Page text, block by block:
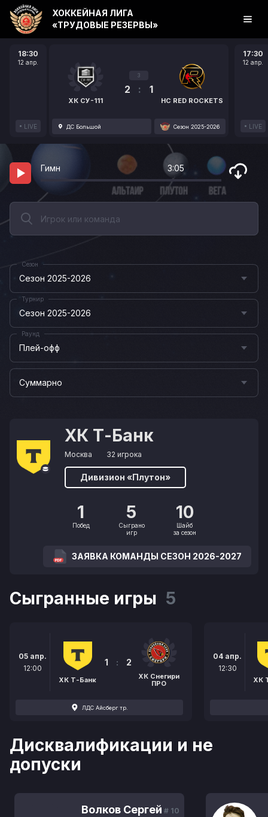
18:30
12 апр.
LIVE
ХК СУ-111
3
2 : 1
HC RED ROCKETS
ДС Большой Сезон 2025-2026
17:30
12 апр.
LIVE
ХОККЕЙНАЯ ЛИГА
«ТРУДОВЫЕ РЕЗЕРВЫ»
Гимн 3:05
Сезон 2025-2026
Сезон
Сезон 2025-2026
Турнир
Плей-офф
Раунд
Суммарно
ХК Т-Банк
Москва 32 игрока
Дивизион «Плутон»
1
Побед
5
Сыграно
игр
10
Шайб
за сезон
ЗАЯВКА КОМАНДЫ СЕЗОН 2026-2027
Сыгранные игры 5
05 апр.
12:00
ХК Т-Банк
1 : 2
ХК Снегири
ПРО
ЛДС Айсберг тр.
04 апр.
12:30
ХК
Дисквалификации и не
допуски
Волков Сергей # 10